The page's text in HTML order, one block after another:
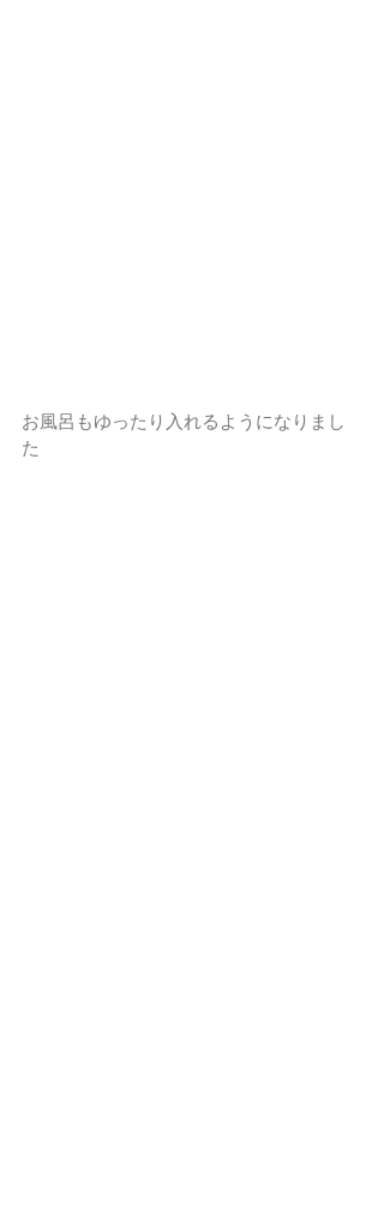
お風呂もゆったり入れるようになりまし
た